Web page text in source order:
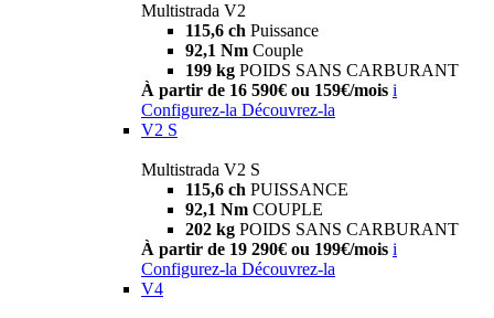
Multistrada V2
115,6 ch Puissance
92,1 Nm Couple
199 kg POIDS SANS CARBURANT
À partir de 16 590€ ou 159€/mois i
Configurez-la Découvrez-la
V2 S
Multistrada V2 S
115,6 ch PUISSANCE
92,1 Nm COUPLE
202 kg POIDS SANS CARBURANT
À partir de 19 290€ ou 199€/mois i
Configurez-la Découvrez-la
V4